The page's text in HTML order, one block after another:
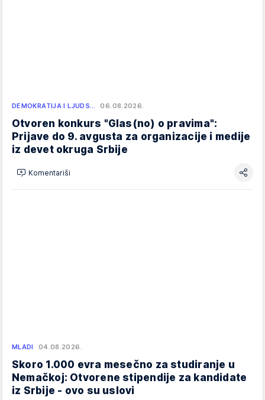
DEMOKRATIJA I LJUDS… 06.08.2026.
Otvoren konkurs "Glas(no) o pravima":
Prijave do 9. avgusta za organizacije i medije
iz devet okruga Srbije
Komentariši
MLADI 04.08.2026.
Skoro 1.000 evra mesečno za studiranje u
Nemačkoj: Otvorene stipendije za kandidate
iz Srbije - ovo su uslovi